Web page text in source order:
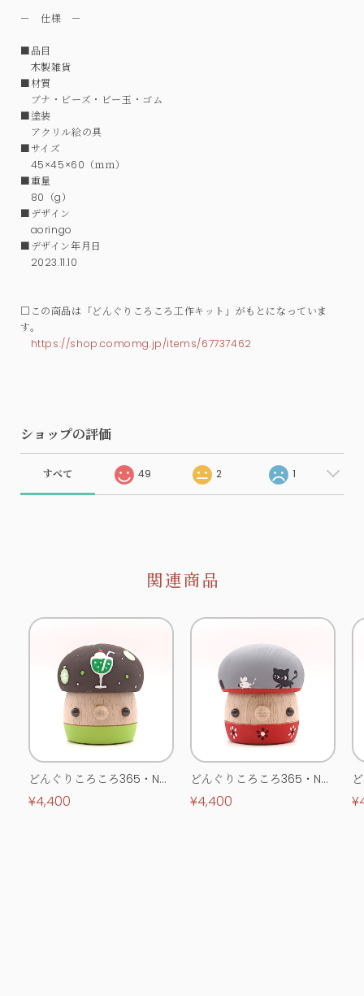
－ 仕様 －
■品目
木製雑貨
■材質
ブナ・ビーズ・ビー玉・ゴム
■塗装
アクリル絵の具
■サイズ
45×45×60（ｍｍ）
■重量
80（g）
■デザイン
aoringo
■デザイン年月日
2023.11.10
□この商品は「どんぐりころころ工作キット」がもとになっていま
す。
https://shop.comomg.jp/items/67737462
ショップの評価
すべて 49 2 1
関連商品
どんぐりころころ365・No.
0513
¥4,400
どんぐりころころ365・No.
0514
¥4,400